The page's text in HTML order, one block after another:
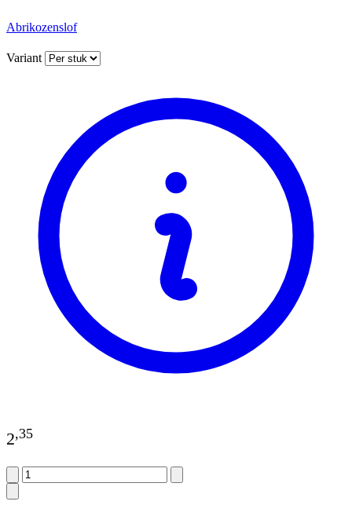
Abrikozenslof
Variant
2,35